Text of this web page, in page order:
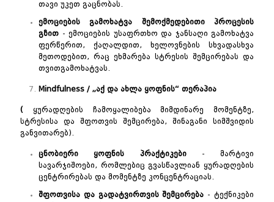
თავი უკეთ გაცნობას.
ემოციების გამოხატვა შემოქმედებითი
პროცესის
გზით - ემოციების უსაფრთხო და ჯანსაღი გამოხატვა
ფერწერით, ქაღალდით, ხელოვნების სხვადასხვა
მეთოდებით, რაც ეხმარება სტრესის შემცირებას და
თვითგამოხატვას.
Mindfulness / „აქ და ახლა ყოფნის“ თერაპია
( ყურადღების ჩამოყალიბება მიმდინარე მომენტზე,
სტრესისა და შფოთვის შემცირება, შინაგანი სიმშვიდის
განვითარებ).
ცნობიერი ყოფნის პრაქტიკები- მარტივი
სავარჯიშოები, რომლებიც გვასწავლიან ყურადღების
ცენტრირებას და მომენტზე კონცენტრაციას.
შფოთვისა და გადატვირთვის შემცირება - ტექნიკები